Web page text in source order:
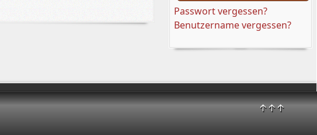
↑↑↑
Passwort vergessen?
Benutzername vergessen?